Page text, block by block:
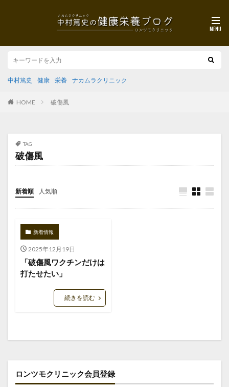
中村篤史 健康 栄養 ナカムラクリニック
HOME 破傷風
TAG
破傷風
新着順 人気順
新着情報
2025年12月19日
「破傷風ワクチンだけは
打たせたい」
続きを読む
ロンツモクリニック会員登録